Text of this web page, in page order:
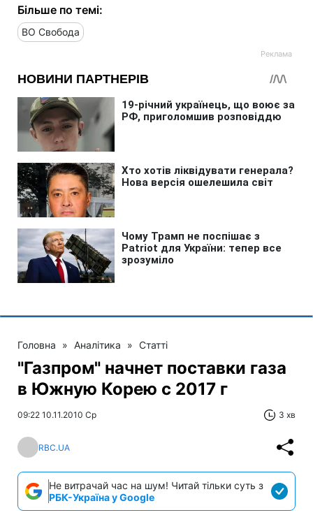
Більше по темі:
ВО Свобода
Головна » Аналітика » Статті
"Газпром" начнет поставки газа
в Южную Корею с 2017 г
09:22 10.11.2010 Ср 3 хв
RBC.UA
Не витрачай час на шум! Читай тільки суть з
РБК-Україна у Google